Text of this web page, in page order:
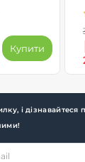
Купити
і дізнавайтеся